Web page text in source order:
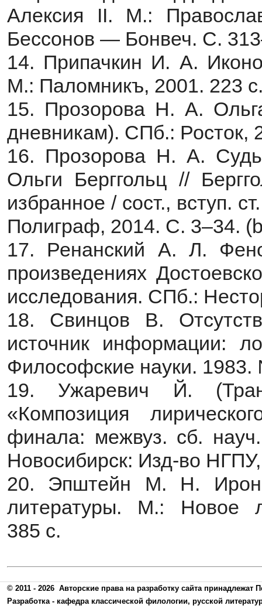
Алексия II. М.:
Бессонов — Бонвеч. С.
14. Припачкин И. А.
М.: Паломникъ, 2001. 223
15. Прозорова Н. А.
дневникам). СПб.: Росток,
16. Прозорова Н. А.
Ольги Берггольц //
избранное / сост., вступ.
Полиграф, 2014. С. 3–34.
17. Ренанский А. Л.
произведениях
исследования. СПб.:
18. Свинцов В.
источник информации:
Философские науки.
19. Ужаревич Й.
«Композиция
финала: межвуз. сб.
Новосибирск: Изд-во
20. Эпштейн М. Н.
литературы. М.: Новое
385 с.
© 2011 - 2026 Авторские права на разработку сайта принадлежат
Разработка - кафедра классической филологии, русской